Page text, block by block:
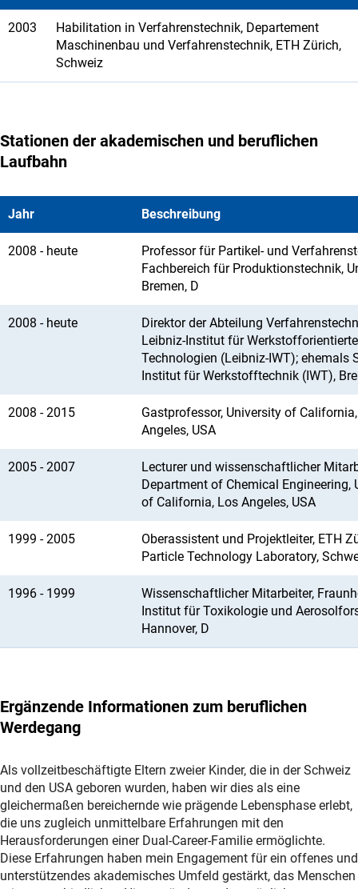
2003
Habilitation in Verfahrenstechnik, Departement
Maschinenbau und Verfahrenstechnik, ETH Zürich,
Schweiz
Stationen der akademischen und beruflichen
Laufbahn
Jahr Beschreibung
2008 - heute
Professor für Partikel- und
Fachbereich für Produktionstechnik,
Bremen, D
2008 - heute
Direktor der Abteilung
Leibniz-Institut für Werkstofforientierte
Technologien (Leibniz-IWT); ehemals
Institut für Werkstofftechnik (IWT),
2008 - 2015
Gastprofessor, University of
Angeles, USA
2005 - 2007
Lecturer und wissenschaftlicher
Department of Chemical Engineering,
of California, Los Angeles, USA
1999 - 2005
Oberassistent und Projektleiter, ETH
Particle Technology Laboratory,
1996 - 1999
Wissenschaftlicher Mitarbeiter,
Institut für Toxikologie und
Hannover, D
Ergänzende Informationen zum beruflichen
Werdegang
Als vollzeitbeschäftigte Eltern zweier Kinder, die in der Schweiz
und den USA geboren wurden, haben wir dies als eine
gleichermaßen bereichernde wie prägende Lebensphase erlebt,
die uns zugleich unmittelbare Erfahrungen mit den
Herausforderungen einer Dual-Career-Familie ermöglichte.
Diese Erfahrungen haben mein Engagement für ein offenes und
unterstützendes akademisches Umfeld gestärkt, das Menschen